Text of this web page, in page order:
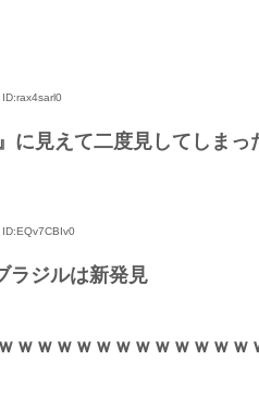
ID:rax4sarl0
に見えて二度見してしまっ
ID:EQv7CBIv0
ラジルは新発見
ｗｗｗｗｗｗｗｗｗｗｗｗ